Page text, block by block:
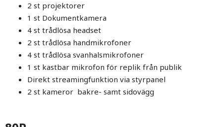
2 st projektorer
1 st Dokumentkamera
4 st trådlösa headset
2 st trådlösa handmikrofoner
4 st trådlösa svanhalsmikrofoner
1 st kastbar mikrofon för replik från publik
Direkt streamingfunktion via styrpanel
2 st kameror bakre- samt sidovägg